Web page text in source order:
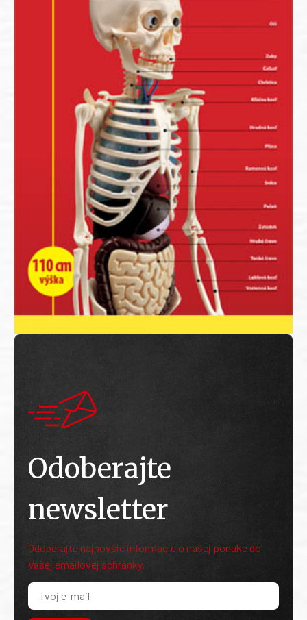
Odoberajte
newsletter
Odoberajte najnovšie informácie o našej ponuke do
Vašej emailovej schránky.